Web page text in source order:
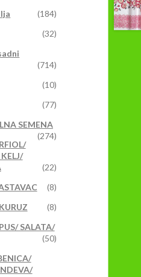
(184)
(32)
(714)
(10)
(77)
SEMENA
(274)
(22)
(8)
(8)
SALATA/
(50)